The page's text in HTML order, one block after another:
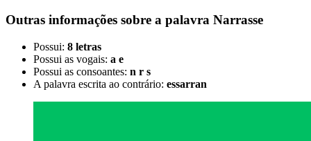
Outras informações sobre a palavra Narrasse
Possui: 8 letras
Possui as vogais: a e
Possui as consoantes: n r s
A palavra escrita ao contrário: essarran